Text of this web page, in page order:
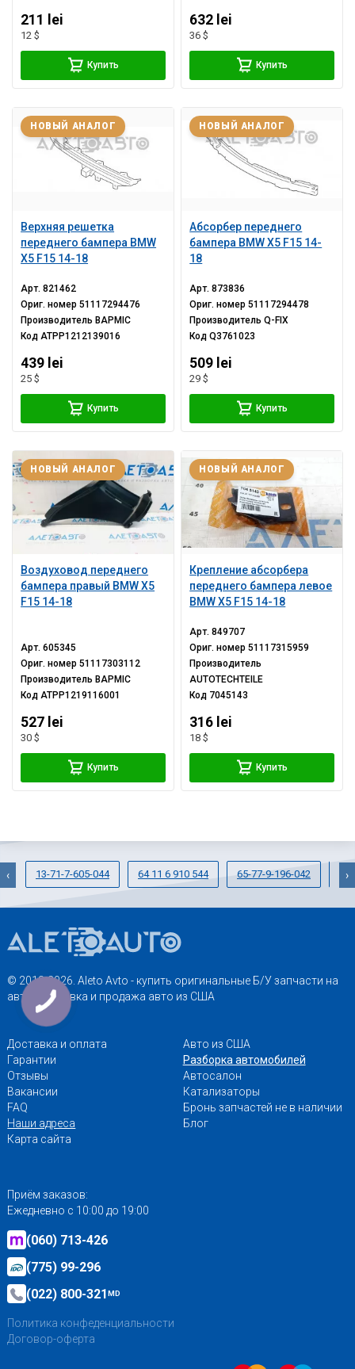
211 lei
12 $
Купить
632 lei
36 $
Купить
Верхняя решетка
переднего бампера BMW
X5 F15 14-18
НОВЫЙ АНАЛОГ
Арт.821462
Ориг. номер51117294476
Производитель BAPMIC
КодATPP1212139016
439 lei
25 $
Купить
Абсорбер переднего
бампера BMW X5 F15 14-
18
НОВЫЙ АНАЛОГ
Арт.873836
Ориг. номер51117294478
ПроизводительQ-FIX
КодQ3761023
509 lei
29 $
Купить
Воздуховод переднего
бампера правый BMW X5
F15 14-18
НОВЫЙ АНАЛОГ
Арт.605345
Ориг. номер51117303112
Производитель BAPMIC
КодATPP1219116001
527 lei
30 $
Купить
Крепление абсорбера
переднего бампера левое
BMW X5 F15 14-18
НОВЫЙ АНАЛОГ
Арт.849707
Ориг. номер51117315959
Производитель
AUTOTECHTEILE
Код 7045143
316 lei
18 $
Купить
13-71-7-605-044 64 11 6 910 544 65-77-9-196-042
‹ ›
© 2013-2026. Aleto Avto - купить оригинальные Б/У запчасти на
авто. Доставка и продажа авто из США
Доставка и оплата
Гарантии
Отзывы
Вакансии
FAQ
Наши адреса
Карта сайта
Авто из США
Разборка автомобилей
Автосалон
Катализаторы
Бронь запчастей не в наличии
Блог
Приём заказов:
Ежедневно с 10:00 до 19:00
(060) 713-426
(775) 99-296
(022) 800-321MD
Политика конфеденциальности
Договор-оферта